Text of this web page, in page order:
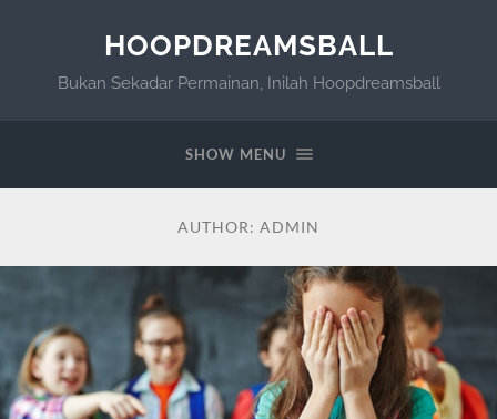
HOOPDREAMSBALL
Bukan Sekadar Permainan, Inilah Hoopdreamsball
SHOW MENU
AUTHOR: ADMIN